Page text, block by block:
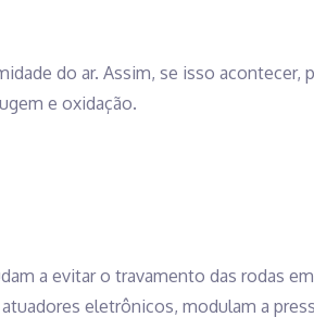
do ar. Assim, se isso acontecer,
e oxidação.
a evitar o travamento das rodas
eletrônicos, modulam a